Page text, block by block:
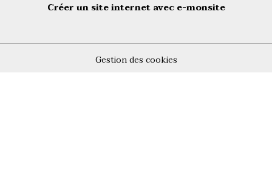
Créer un site internet avec e-monsite
Gestion des cookies